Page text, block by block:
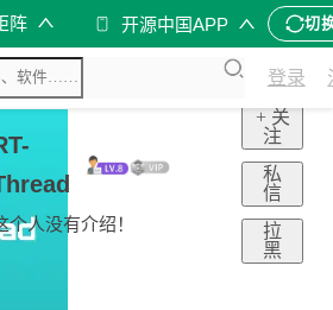
阵 开源中国APP 切
登录
个人没有介绍！
+ 关
注
私
信
拉
黑